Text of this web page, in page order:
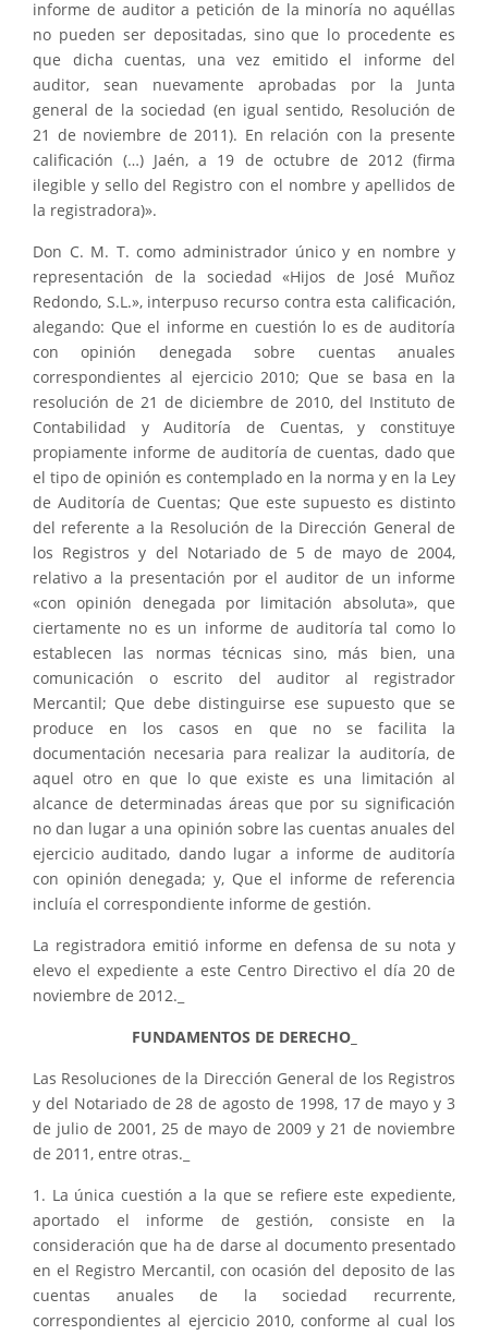
informe de auditor a petición de la minoría no aquéllas
no pueden ser depositadas, sino que lo procedente es
que dicha cuentas, una vez emitido el informe del
auditor, sean nuevamente aprobadas por la Junta
general de la sociedad (en igual sentido, Resolución de
21 de noviembre de 2011). En relación con la presente
calificación (…) Jaén, a 19 de octubre de 2012 (firma
ilegible y sello del Registro con el nombre y apellidos de
la registradora)».
Don C. M. T. como administrador único y en nombre y
representación de la sociedad «Hijos de José Muñoz
Redondo, S.L.», interpuso recurso contra esta calificación,
alegando: Que el informe en cuestión lo es de auditoría
con opinión denegada sobre cuentas anuales
correspondientes al ejercicio 2010; Que se basa en la
resolución de 21 de diciembre de 2010, del Instituto de
Contabilidad y Auditoría de Cuentas, y constituye
propiamente informe de auditoría de cuentas, dado que
el tipo de opinión es contemplado en la norma y en la Ley
de Auditoría de Cuentas; Que este supuesto es distinto
del referente a la Resolución de la Dirección General de
los Registros y del Notariado de 5 de mayo de 2004,
relativo a la presentación por el auditor de un informe
«con opinión denegada por limitación absoluta», que
ciertamente no es un informe de auditoría tal como lo
establecen las normas técnicas sino, más bien, una
comunicación o escrito del auditor al registrador
Mercantil; Que debe distinguirse ese supuesto que se
produce en los casos en que no se facilita la
documentación necesaria para realizar la auditoría, de
aquel otro en que lo que existe es una limitación al
alcance de determinadas áreas que por su significación
no dan lugar a una opinión sobre las cuentas anuales del
ejercicio auditado, dando lugar a informe de auditoría
con opinión denegada; y, Que el informe de referencia
incluía el correspondiente informe de gestión.
La registradora emitió informe en defensa de su nota y
elevo el expediente a este Centro Directivo el día 20 de
noviembre de 2012._
FUNDAMENTOS DE DERECHO_
Las Resoluciones de la Dirección General de los Registros
y del Notariado de 28 de agosto de 1998, 17 de mayo y 3
de julio de 2001, 25 de mayo de 2009 y 21 de noviembre
de 2011, entre otras._
1. La única cuestión a la que se refiere este expediente,
aportado el informe de gestión, consiste en la
consideración que ha de darse al documento presentado
en el Registro Mercantil, con ocasión del deposito de las
cuentas anuales de la sociedad recurrente,
correspondientes al ejercicio 2010, conforme al cual los